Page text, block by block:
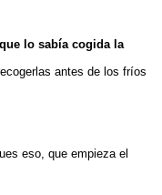
lo sabía cogida la
antes de los fríos
eso, que empieza el